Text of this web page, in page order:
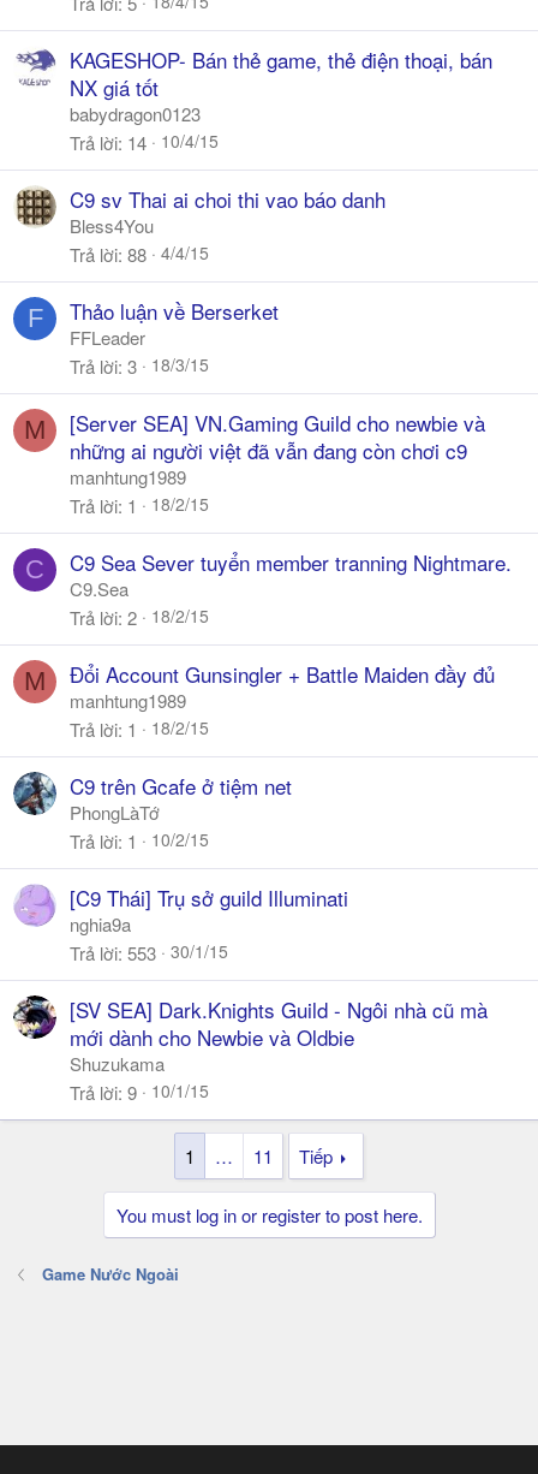
KAGESHOP- Bán thẻ game, thẻ điện thoại, bán
NX giá tốt
babydragon0123
Trả lời 14 10/4/15
C9 sv Thai ai choi thi vao báo danh
Bless4You
Trả lời 88 4/4/15
F Thảo luận về Berserket
FFLeader
Trả lời 3 18/3/15
M
[Server SEA] VN.Gaming Guild cho newbie và
những ai người việt đã vẫn đang còn chơi c9
manhtung1989
Trả lời 1 18/2/15
C C9 Sea Sever tuyển member tranning Nightmare.
C9.Sea
Trả lời 2 18/2/15
M Đổi Account Gunsingler + Battle Maiden đầy đủ
manhtung1989
Trả lời 1 18/2/15
C9 trên Gcafe ở tiệm net
PhongLàTớ
Trả lời 1 10/2/15
[C9 Thái] Trụ sở guild Illuminati
nghia9a
Trả lời 553 30/1/15
[SV SEA] Dark.Knights Guild - Ngôi nhà cũ mà
mới dành cho Newbie và Oldbie
Shuzukama
Trả lời 9 10/1/15
1 … 11 Tiếp
You must log in or register to post here.
Game Nước Ngoài